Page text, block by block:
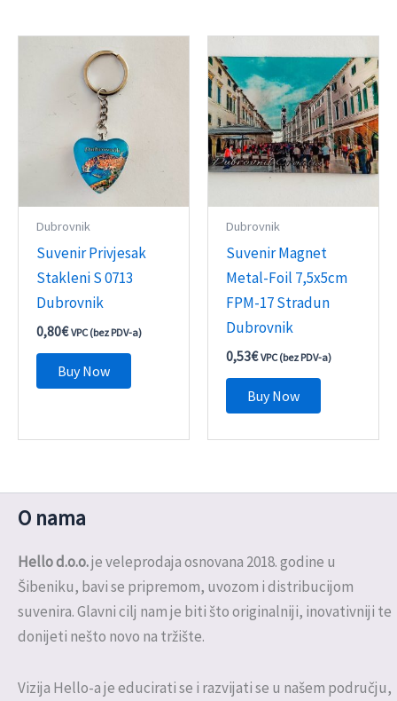
Dubrovnik
Suvenir Privjesak
Stakleni S 0713
Dubrovnik
0,80€ VPC (bez PDV-a)
Buy Now
Dubrovnik
Suvenir Magnet
Metal-Foil 7,5x5cm
FPM-17 Stradun
Dubrovnik
0,53€ VPC (bez PDV-a)
Buy Now
O nama
Hello d.o.o.je veleprodaja osnovana 2018. godine u
Šibeniku, bavi se pripremom, uvozom i distribucijom
suvenira. Glavni cilj nam je biti što originalniji, inovativniji te
donijeti nešto novo na tržište.
Vizija Hello-a je educirati se i razvijati se u našem području,